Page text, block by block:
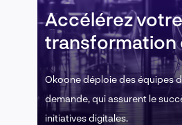
Accélérez votre
transformation
Okoone déploie des équipes
demande, qui assurent le
initiatives digitales.